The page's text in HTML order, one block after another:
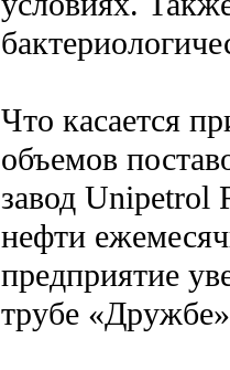
Что касается
объемов
завод Unipetrol
нефти
предприятие
трубе